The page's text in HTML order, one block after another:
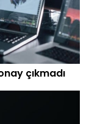
çıkmadı